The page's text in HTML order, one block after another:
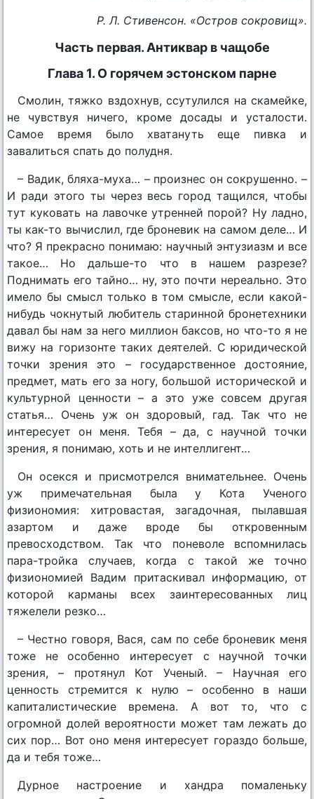
Р. Л. Стивенсон. «Остров сокровищ».
Часть первая. Антиквар в чащобе
Глава 1. О горячем эстонском парне
Смолин, тяжко вздохнув, ссутулился на скамейке,
не чувствуя ничего, кроме досады и усталости.
Самое время было хватануть еще пивка и
завалиться спать до полудня.
– Вадик, бляха-муха… – произнес он сокрушенно. –
И ради этого ты через весь город тащился, чтобы
тут куковать на лавочке утренней порой? Ну ладно,
ты как-то вычислил, где броневик на самом деле… И
что? Я прекрасно понимаю: научный энтузиазм и все
такое… Но дальше-то что в нашем разрезе?
Поднимать его тайно… ну, это почти нереально. Это
имело бы смысл только в том смысле, если какой-
нибудь чокнутый любитель старинной бронетехники
давал бы нам за него миллион баксов, но что-то я не
вижу на горизонте таких деятелей. С юридической
точки зрения это – государственное достояние,
предмет, мать его за ногу, большой исторической и
культурной ценности – а это уже совсем другая
статья… Очень уж он здоровый, гад. Так что не
интересует он меня. Тебя – да, с научной точки
зрения, я понимаю, хоть и не интеллигент…
Он осекся и присмотрелся внимательнее. Очень
уж примечательная была у Кота Ученого
физиономия: хитровастая, загадочная, пылавшая
азартом и даже вроде бы откровенным
превосходством. Так что поневоле вспомнилась
пара-тройка случаев, когда с такой же точно
физиономией Вадим притаскивал информацию, от
которой карманы всех заинтересованных лиц
тяжелели резко…
– Честно говоря, Вася, сам по себе броневик меня
тоже не особенно интересует с научной точки
зрения, – протянул Кот Ученый. – Научная его
ценность стремится к нулю – особенно в наши
капиталистические времена. А вот то, что с
огромной долей вероятности может там лежать до
сих пор… Вот оно меня интересует гораздо больше,
да и тебя тоже…
Дурное настроение и хандра помаленьку